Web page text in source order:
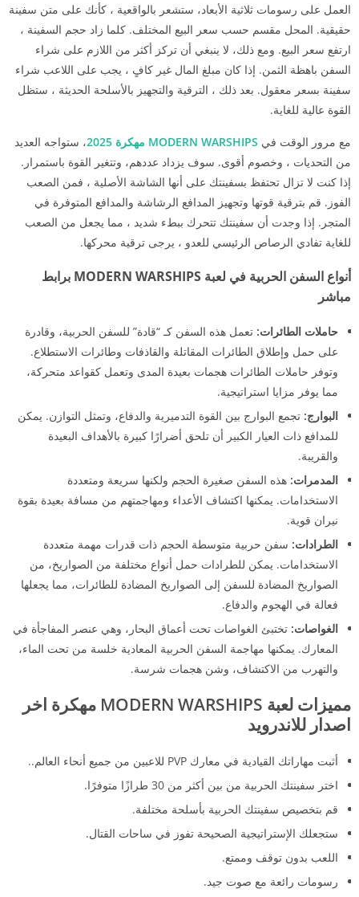
العمل على رسومات ثلاثية الأبعاد، ستشعر بالواقعية ، كأنك على متن سفينة
حقيقية. المحل مقسم حسب سعر البيع المختلف. كلما زاد حجم السفينة ،
ارتفع سعر البيع. ومع ذلك، لا ينبغي أن تركز أكثر من اللازم على شراء
السفن باهظة الثمن. إذا كان مبلغ المال غير كافٍ ، يجب على اللاعب شراء
سفينة بسعر معقول. بعد ذلك ، الترقية والتجهيز بالأسلحة الحديثة ، ستظل
القوة عالية للغاية.
مع مرور الوقت في MODERN WARSHIPS مهكرة 2025
، ستواجه العديد
من التحديات ، وخصوم أقوى. سوف يزداد عددهم، وتتغير القوة باستمرار.
إذا كنت لا تزال تحتفظ بسفينتك على أنها الشاشة الأصلية ، فمن الصعب
الفوز. قم بترقية قوتها وتجهيز المدافع الرشاشة والمدافع المتوفرة في
المتجر. إذا وجدت أن سفينتك تتحرك ببطء شديد ، مما يجعل من الصعب
للغاية تفادي الرصاص الرئيسي للعدو ، يرجى ترقية محركها.
أنواع السفن الحربية في لعبة MODERN WARSHIPS برابط
مباشر
حاملات الطائرات: تعمل هذه السفن كـ “قادة” للسفن الحربية، وقادرة
على حمل وإطلاق الطائرات المقاتلة والقاذفات وطائرات الاستطلاع.
وتوفر حاملات الطائرات هجمات بعيدة المدى وتعمل كقواعد متحركة،
مما يوفر مزايا استراتيجية.
البوارج: تجمع البوارج بين القوة التدميرية والدفاع، وتمثل التوازن. يمكن
للمدافع ذات العيار الكبير أن تلحق أضرارًا كبيرة بالأهداف البعيدة
والقريبة.
المدمرات: هذه السفن صغيرة الحجم ولكنها سريعة ومتعددة
الاستخدامات. يمكنها اكتشاف الأعداء ومهاجمتهم من مسافة بعيدة بقوة
نيران قوية.
الطرادات: سفن حربية متوسطة الحجم ذات قدرات مهمة متعددة
الاستخدامات. يمكن للطرادات حمل أنواع مختلفة من الصواريخ، من
الصواريخ المضادة للسفن إلى الصواريخ المضادة للطائرات، مما يجعلها
فعالة في الهجوم والدفاع.
الغواصات: تختبئ الغواصات تحت أعماق البحار، وهي عنصر المفاجأة في
المعارك. يمكنها مهاجمة السفن الحربية المعادية خلسة من تحت الماء،
والتهرب من الاكتشاف، وشن هجمات شرسة.
مميزات لعبة
MODERN WARSHIPS مهكرة اخر
اصدار للاندرويد
أثبت مهاراتك القيادية في معارك PVP للاعبين من جميع أنحاء العالم..
اختر سفينتك الحربية من بين أكثر من 30 طرازًا متوفرًا.
قم بتخصيص سفينتك الحربية بأسلحة مختلفة.
ستجعلك الإستراتيجية الصحيحة تفوز في ساحات القتال.
اللعب بدون توقف وممتع.
رسومات رائعة مع صوت جيد.